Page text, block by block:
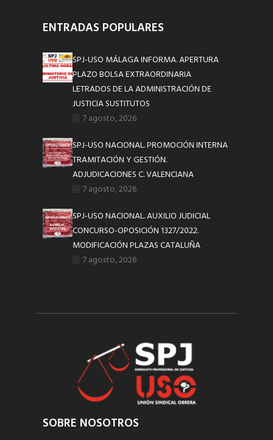
ENTRADAS POPULARES
SPJ-USO MÁLAGA INFORMA. APERTURA
PLAZO BOLSA EXTRAORDINARIA
LETRADOS DE LA ADMINISTRACIÓN DE
JUSTICIA SUSTITUTOS
7 agosto, 2026
SPJ-USO NACIONAL. PROMOCIÓN INTERNA
TRAMITACIÓN Y GESTIÓN.
ADJUDICACIONES C. VALENCIANA
7 agosto, 2026
SPJ-USO NACIONAL. AUXILIO JUDICIAL
CONCURSO-OPOSICIÓN 1327/2022.
MODIFICACIÓN PLAZAS CATALUÑA
7 agosto, 2026
SOBRE NOSOTROS